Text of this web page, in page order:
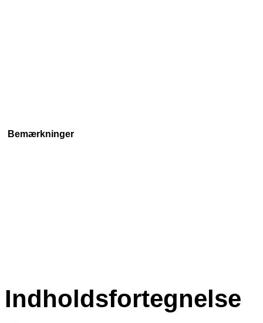
Bemærkninger
Indholdsfortegnelse